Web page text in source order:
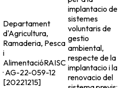
Departament
d'Agricultura,
Ramaderia, Pesca
i
AlimentacióRAISC
· AG-22-059-12
[20221215]
implantacio de
sistemes
voluntaris de
gestio
ambiental,
respecte de la
implantacio i la
renovacio del